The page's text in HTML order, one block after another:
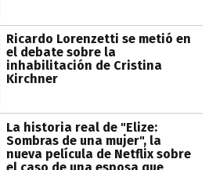
Ricardo Lorenzetti se metió en
el debate sobre la
inhabilitación de Cristina
Kirchner
La historia real de "Elize:
Sombras de una mujer", la
nueva película de Netflix sobre
el caso de una esposa que